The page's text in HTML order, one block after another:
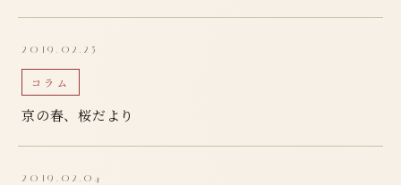
2019.02.25
コラム
京の春、桜だより
2019.02.04